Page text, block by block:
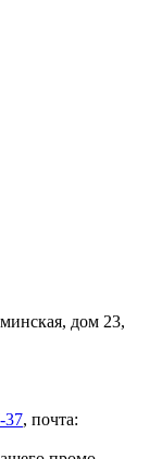
дом 23,
37, почта: